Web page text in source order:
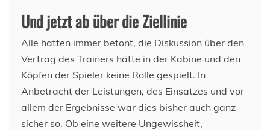
Und jetzt ab über die Ziellinie
Alle hatten immer betont, die Diskussion über den
Vertrag des Trainers hätte in der Kabine und den
Köpfen der Spieler keine Rolle gespielt. In
Anbetracht der Leistungen, des Einsatzes und vor
allem der Ergebnisse war dies bisher auch ganz
sicher so. Ob eine weitere Ungewissheit,